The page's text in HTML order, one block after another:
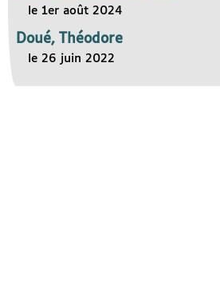
le 1er août 2024
Doué, Théodore
le 26 juin 2022